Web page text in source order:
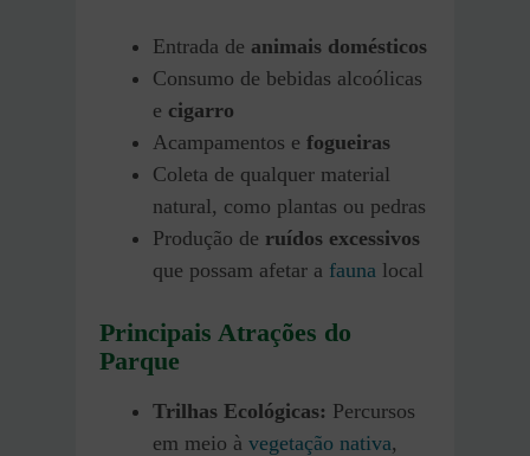
Entrada de animais domésticos
Consumo de bebidas alcoólicas
e cigarro
Acampamentos e fogueiras
Coleta de qualquer material
natural, como plantas ou pedras
Produção de ruídos excessivos
que possam afetar a fauna local
Principais Atrações do
Parque
Trilhas Ecológicas: Percursos
em meio à vegetação nativa,